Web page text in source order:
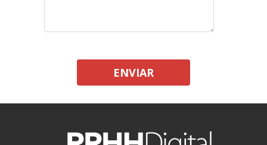
ENVIAR